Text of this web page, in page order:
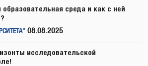
среда и как с ней
08.08.2025
исследовательской